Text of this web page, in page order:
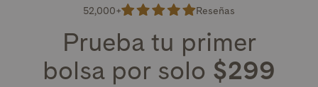
52,000+ Reseñas
Prueba tu primer
bolsa por solo $299